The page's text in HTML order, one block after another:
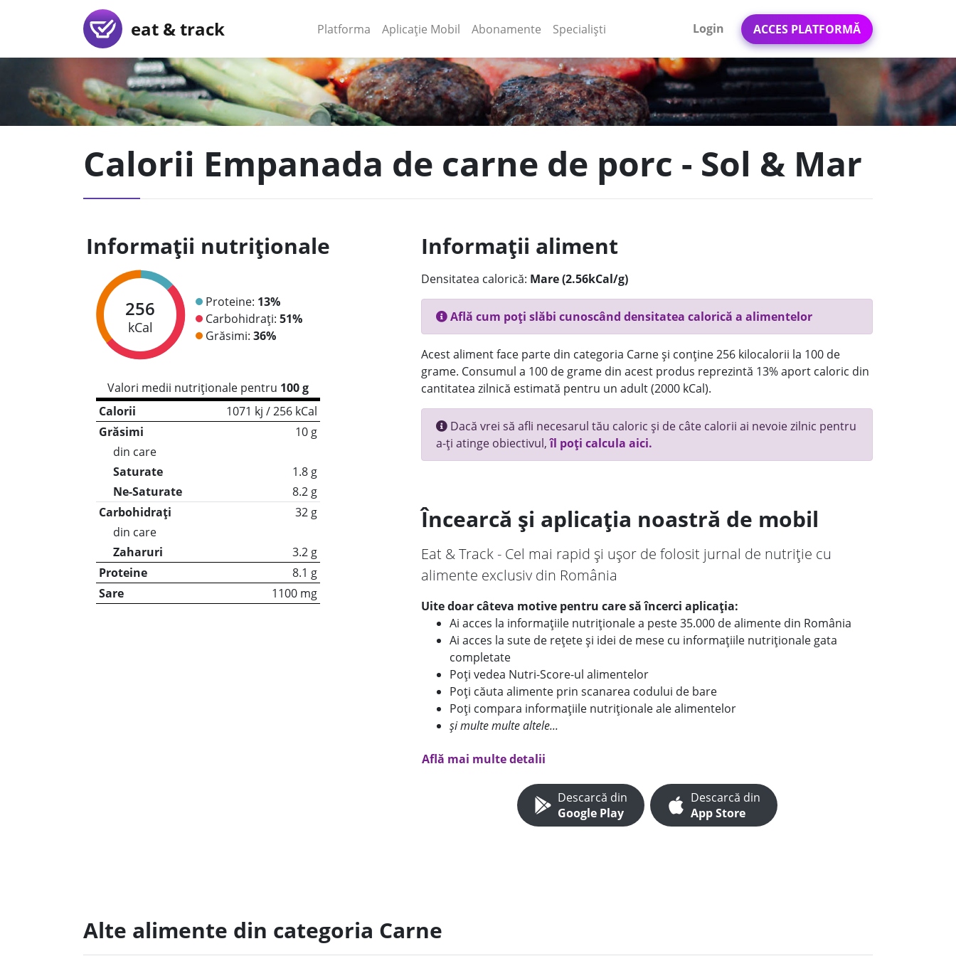
eat & track Platforma (current)
Aplicație Mobil (current)
Abonamente Specialiști Login ACCES PLATFORMĂ
Calorii Empanada de carne de porc - Sol & Mar
Informații nutriționale
256
kCal
Proteine: 13%
Carbohidrați: 51%
Grăsimi: 36%
Valori medii nutriționale pentru 100 g
Calorii
1071 kj / 256 kCal
Grăsimi
10 g
din care
Saturate
1.8 g
Ne-Saturate
8.2 g
Carbohidrați
32 g
din care
Zaharuri
3.2 g
Proteine
8.1 g
Sare
1100 mg
Informații aliment
Densitatea calorică: Mare (2.56kCal/g)
Află cum poți slăbi cunoscând densitatea calorică a alimentelor
Acest aliment face parte din categoria Carne și conține 256 kilocalorii la 100 de
grame. Consumul a 100 de grame din acest produs reprezintă 13% aport caloric din
cantitatea zilnică estimată pentru un adult (2000 kCal).
Dacă vrei să afli necesarul tău caloric și de câte calorii ai nevoie zilnic pentru
a-ți atinge obiectivul,îl poți calcula aici.
Încearcă și aplicația noastră de mobil
Eat & Track - Cel mai rapid și ușor de folosit jurnal de nutriție cu
alimente exclusiv din România
Uite doar câteva motive pentru care să încerci aplicația:
Ai acces la informațiile nutriționale a peste 35.000 de alimente din România
Ai acces la sute de rețete și idei de mese cu informațiile nutriționale gata
completate
Poți vedea Nutri-Score-ul alimentelor
Poți căuta alimente prin scanarea codului de bare
Poți compara informațiile nutriționale ale alimentelor
și multe multe altele...
Află mai multe detalii
Descarcă din
Google Play
Descarcă din
App Store
Alte alimente din categoria Carne